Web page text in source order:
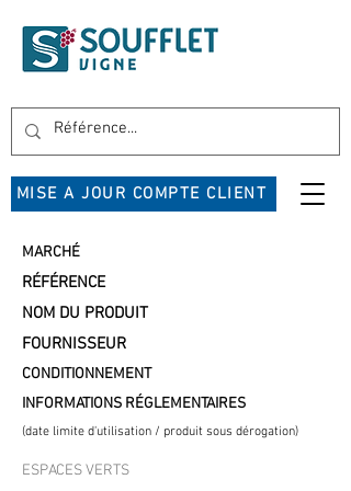
MISE A JOUR COMPTE CLIENT
MARCHÉ
RÉFÉRENCE
NOM DU PRODUIT
FOURNISSEUR
CONDITIONNEMENT
INFORMATIONS RÉGLEMENTAIRES
(date limite d'utilisation / produit sous dérogation)
ESPACES VERTS